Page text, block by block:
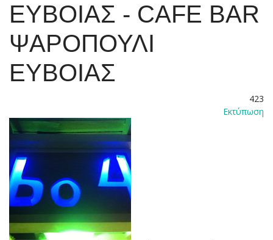
ΕΥΒΟΙΑΣ - CAFE BAR
ΨΑΡΟΠΟΥΛΙ
ΕΥΒΟΙΑΣ
423
Εκτύπωση